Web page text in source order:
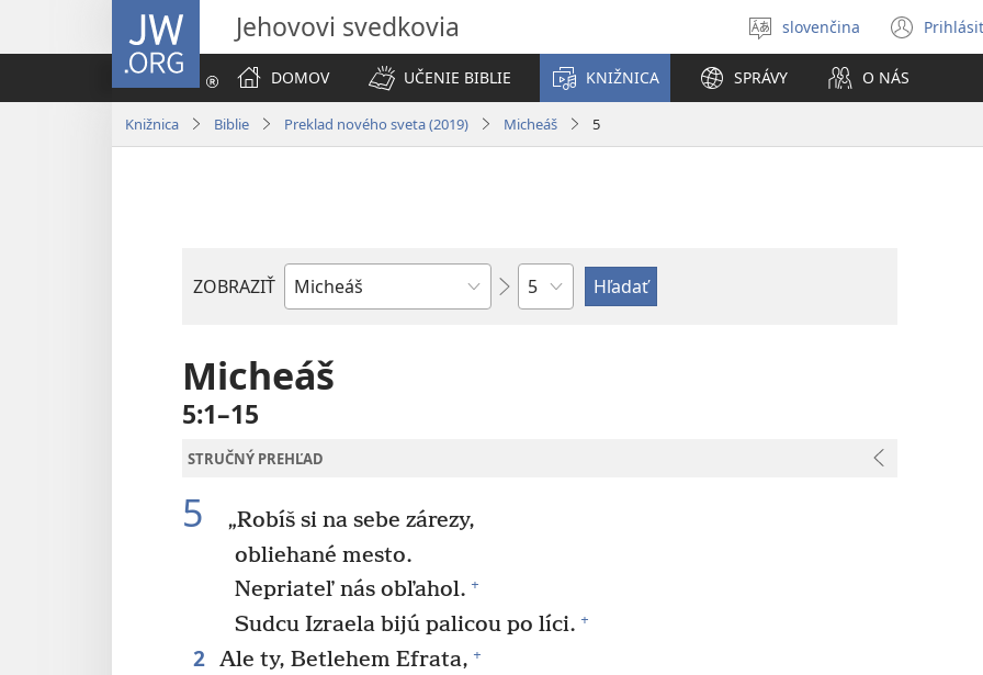
JW.ORG Jehovovi svedkovia
Výber
jazyka
slovenčina
nové
DOMOV
UČENIE BIBLIE KNIŽNICA SPRÁVY O NÁS
Knižnica Biblie Preklad nového sveta (2019) Micheáš 5
ZOBRAZIŤ
Biblická
Kapitola
Micheáš
5:1–15
STRUČNÝ PREHĽAD
5
„Robíš si na sebe zárezy,
obliehané mesto.
Nepriateľ nás obľahol. +
Sudcu Izraela bijú palicou po líci. +
2 Ale ty, Betlehem Efrata, +